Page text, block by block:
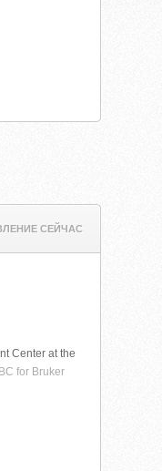
СЕЙЧАС
Center at the
for Bruker